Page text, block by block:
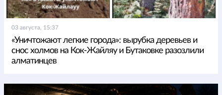
03 августа, 15:37
«Уничтожают легкие города»: вырубка деревьев и
снос холмов на Кок-Жайляу и Бутаковке разозлили
алматинцев